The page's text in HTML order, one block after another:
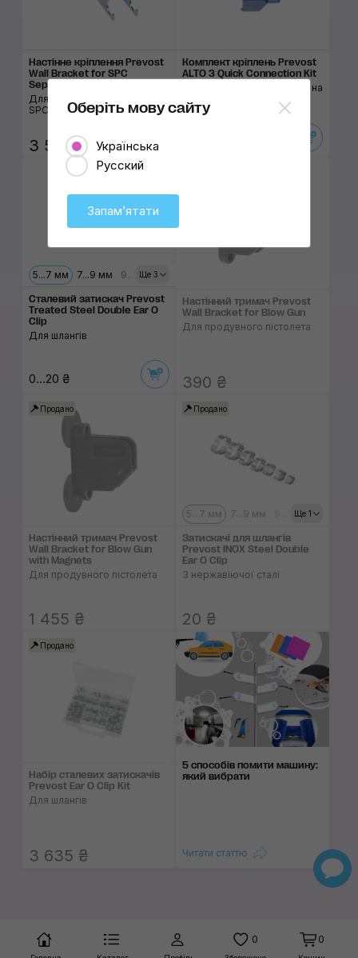
Настінне кріплення Prevost
Wall Bracket for SPC
Separator
Для циклонних сепараторів
SPC
3 530 ₴
Комплект кріплень Prevost
ALTO 3 Quick Connection Kit
Для встановлення ALTO 3 на
Ще 3
5...7 мм 7...9 мм 9...11 мм
Сталевий затискач Prevost
Treated Steel Double Ear O
Clip
Для шлангів
0...20 ₴
Настінний тримач Prevost
Wall Bracket for Blow Gun
Для продувного пістолета
390 ₴
Продано
Настінний тримач Prevost
Wall Bracket for Blow Gun
with Magnets
Для продувного пістолета
1 455 ₴
Продано
Ще 1
5...7 мм 7...9 мм 9...11 мм
Затискачі для шлангів
Prevost INOX Steel Double
Ear O Clip
З нержавіючої сталі
20 ₴
Продано
Набір сталевих затискачів
Prevost Ear O Clip Kit
Для шлангів
3 635 ₴
5 способів помити машину:
який вибрати
Читати статтю
0 0
Оберіть мову сайту
Українська
Русский
Запамʼятати